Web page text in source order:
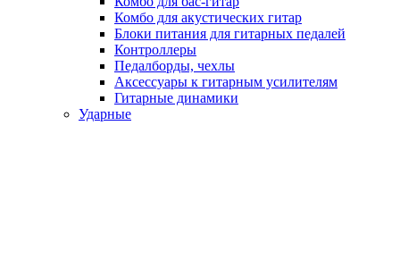
Комбо для акустических гитар
Блоки питания для гитарных педалей
Контроллеры
Педалборды, чехлы
Аксеcсуары к гитарным усилителям
Гитарные динамики
Ударные